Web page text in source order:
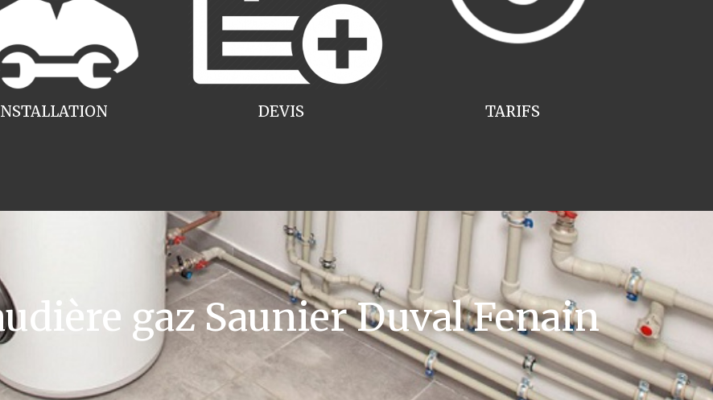
TARIFS
DEVIS
gaz Saunier Duval Fenain